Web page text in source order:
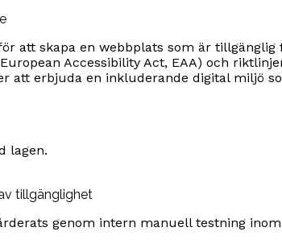
att skapa en webbplats som är
Accessibility Act, EAA) och
att erbjuda en inkluderande digital miljö
lagen.
tillgänglighet
genom intern manuell testning